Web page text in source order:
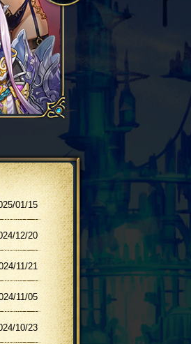
01/15
12/20
11/21
11/05
10/23